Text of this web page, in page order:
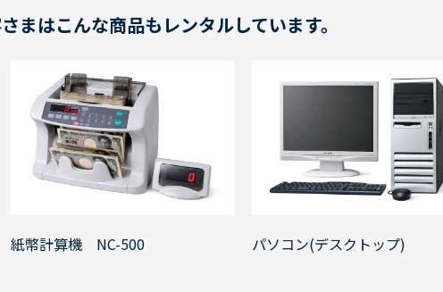
まはこんな商品もレンタルしています。
紙幣計算機 NC-500 パソコン(デスクトップ)